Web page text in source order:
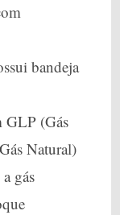
bandeja
GLP (Gás
Natural)
gás